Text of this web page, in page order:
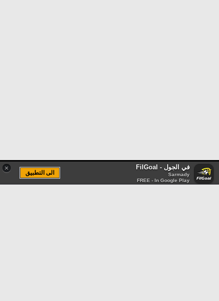
× في الجول - FilGoal
Sarmady
FREE - In Google Play
الى التطبيق